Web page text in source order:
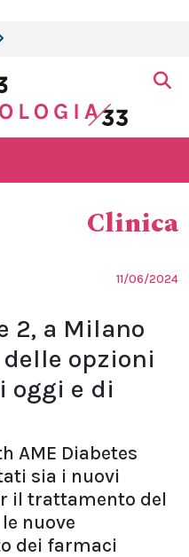
Clinica
11/06/2024
2, a Milano
opzioni
oggi e di
AME Diabetes
sia i nuovi
il trattamento del
nuove
dei farmaci